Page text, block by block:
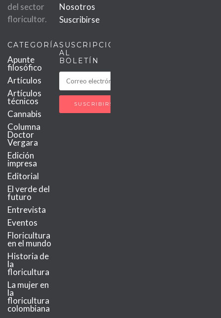
del sector
floricultor.
Nosotros
Suscribirse
CATEGORÍAS
Apunte
filosófico
Artículos
Artículos
técnicos
Cannabis
Columna
Doctor
Vergara
Edición
impresa
Editorial
El verde del
futuro
Entrevista
Eventos
Floricultura
en el mundo
Historia de
la
floricultura
La mujer en
la
floricultura
colombiana
SUSCRIPCIÓN
AL
BOLETÍN